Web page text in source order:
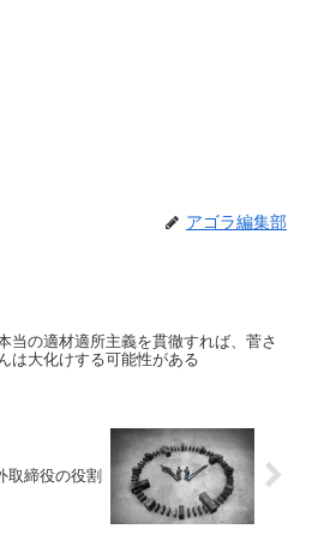
アゴラ編集部
当の適材適所主義を貫徹すれば、菅さ
んは大化けする可能性がある
取締役の役割